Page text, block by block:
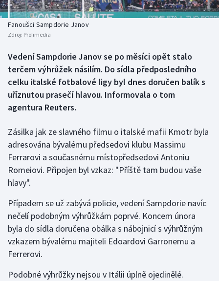
Biatlon
Boby a skeleton
Box
Curling
Futsal
Golf
Házená
Jezdectví
Aplikace ČT sport
AZ kvíz
Fanoušci Sampdorie Janov
Zdroj: Profimedia
Vedení Sampdorie Janov se po měsíci opět stalo
terčem výhrůžek násilím. Do sídla předposledního
celku italské fotbalové ligy byl dnes doručen balík s
uříznutou prasečí hlavou. Informovala o tom
agentura Reuters.
Zásilka jak ze slavného filmu o italské mafii Kmotr byla
adresována bývalému předsedovi klubu Massimu
Ferrarovi a současnému místopředsedovi Antoniu
Romeiovi. Připojen byl vzkaz: "Příště tam budou vaše
hlavy".
Případem se už zabývá policie, vedení Sampdorie navíc
nečelí podobným výhrůžkám poprvé. Koncem února
byla do sídla doručena obálka s nábojnicí s výhrůžným
vzkazem bývalému majiteli Edoardovi Garronemu a
Ferrerovi.
Podobné výhrůžky nejsou v Itálii úplně ojedinělé.